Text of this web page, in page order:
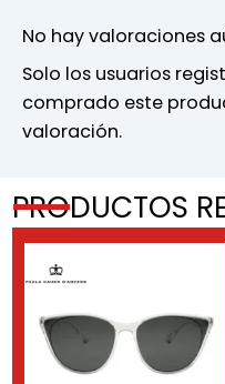
No hay valoraciones
Solo los usuarios
comprado este
valoración.
PRODUCTOS